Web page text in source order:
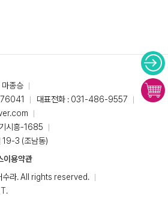
마종승
대표전화 : 031-486-9557
시흥-1685
19-3 (조남동)
이용약관
라. All rights reserved.
.